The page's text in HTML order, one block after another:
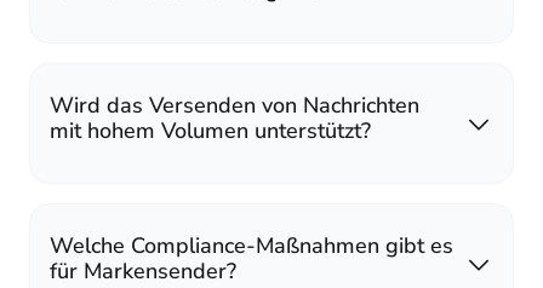
Wird das Versenden von Nachrichten
mit hohem Volumen unterstützt?
Welche Compliance-Maßnahmen gibt es
für Markensender?